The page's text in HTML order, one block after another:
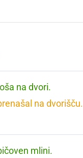
na dvori.
na dvorišču.
mlini.